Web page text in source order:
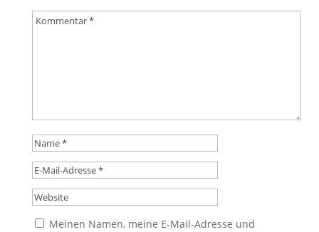
Meinen Namen, meine E-Mail-Adresse und